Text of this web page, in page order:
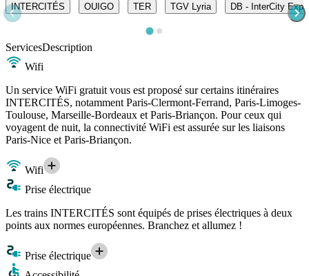
INTERCITÉS OUIGO TER TGV Lyria DB - InterCity
ServicesDescription
Wifi
Un service WiFi gratuit vous est proposé sur certains itinéraires
INTERCITÉS, notamment Paris-Clermont-Ferrand, Paris-Limoges-
Toulouse, Marseille-Bordeaux et Paris-Briançon. Pour ceux qui
voyagent de nuit, la connectivité WiFi est assurée sur les liaisons
Paris-Nice et Paris-Briançon.
Wifi
Prise électrique
Les trains INTERCITÉS sont équipés de prises électriques à deux
points aux normes européennes. Branchez et allumez !
Prise électrique